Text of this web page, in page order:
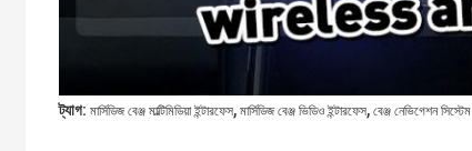
ট্যাগ: মার্সিডিজ বেঞ্জ মাল্টিমিডিয়া ইন্টারফেস, মার্সিডিজ বেঞ্জ ভিডিও ইন্টারফেস, বেঞ্জ নেভিগেশন সিস্টেম